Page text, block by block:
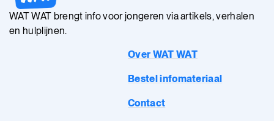
WAT WAT brengt info voor jongeren via artikels, verhalen
en hulplijnen.
Over WAT WAT
Bestel infomateriaal
Contact